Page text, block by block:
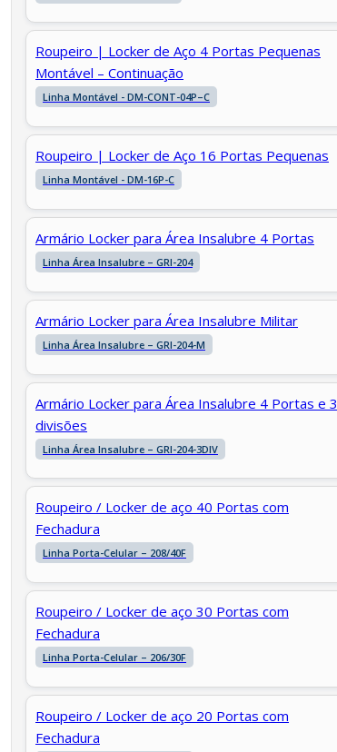
Roupeiro | Locker de Aço 4 Portas Pequenas
Montável – Continuação
Linha Montável - DM-CONT-04P–C
Roupeiro | Locker de Aço 16 Portas Pequenas
Linha Montável - DM-16P-C
Armário Locker para Área Insalubre 4 Portas
Linha Área Insalubre – GRI-204
Armário Locker para Área Insalubre Militar
Linha Área Insalubre – GRI-204-M
Armário Locker para Área Insalubre 4 Portas e 3
divisões
Linha Área Insalubre – GRI-204-3DIV
Roupeiro / Locker de aço 40 Portas com
Fechadura
Linha Porta-Celular – 208/40F
Roupeiro / Locker de aço 30 Portas com
Fechadura
Linha Porta-Celular – 206/30F
Roupeiro / Locker de aço 20 Portas com
Fechadura